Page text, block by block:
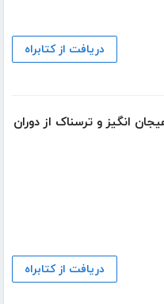
دریافت از کتابراه
انگیز و ترسناک از دوران
دریافت از کتابراه